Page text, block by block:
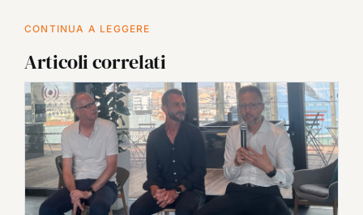
CONTINUA A LEGGERE
Articoli correlati